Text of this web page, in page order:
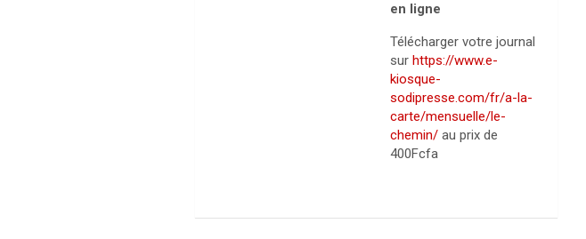
en ligne
Télécharger votre journal
sur https://www.e-
kiosque-
sodipresse.com/fr/a-la-
carte/mensuelle/le-
chemin/au prix de
400Fcfa